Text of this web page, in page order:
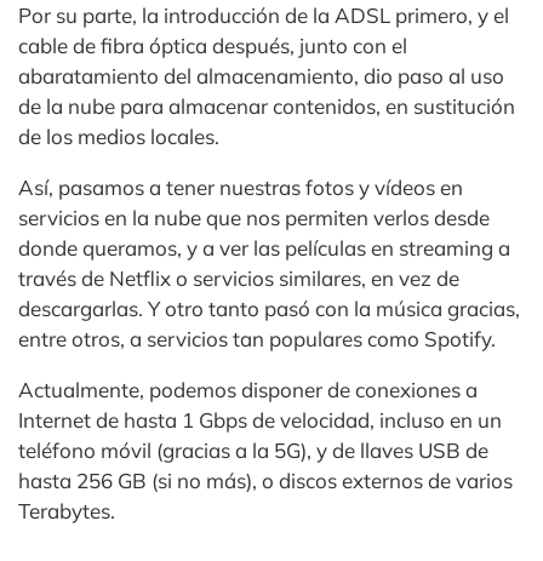
Por su parte, la introducción de la ADSL primero, y el
cable de fibra óptica después, junto con el
abaratamiento del almacenamiento, dio paso al uso
de la nube para almacenar contenidos, en sustitución
de los medios locales.
Así, pasamos a tener nuestras fotos y vídeos en
servicios en la nube que nos permiten verlos desde
donde queramos, y a ver las películas en streaming a
través de Netflix o servicios similares, en vez de
descargarlas. Y otro tanto pasó con la música gracias,
entre otros, a servicios tan populares como Spotify.
Actualmente, podemos disponer de conexiones a
Internet de hasta 1 Gbps de velocidad, incluso en un
teléfono móvil (gracias a la 5G), y de llaves USB de
hasta 256 GB (si no más), o discos externos de varios
Terabytes.